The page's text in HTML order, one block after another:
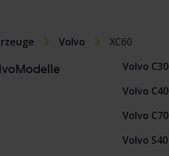
Volvo XC60
Volvo C30
Volvo C40
Volvo C70
Volvo S40